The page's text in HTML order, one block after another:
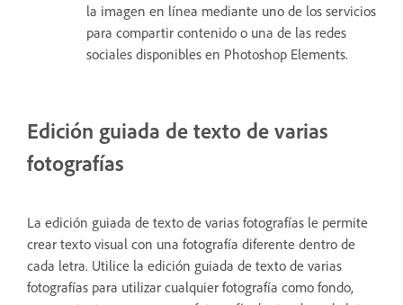
la imagen en línea mediante uno de los servicios
para compartir contenido o una de las redes
sociales disponibles en Photoshop Elements.
Edición guiada de texto de varias
fotografías
La edición guiada de texto de varias fotografías le permite
crear texto visual con una fotografía diferente dentro de
cada letra. Utilice la edición guiada de texto de varias
fotografías para utilizar cualquier fotografía como fondo,